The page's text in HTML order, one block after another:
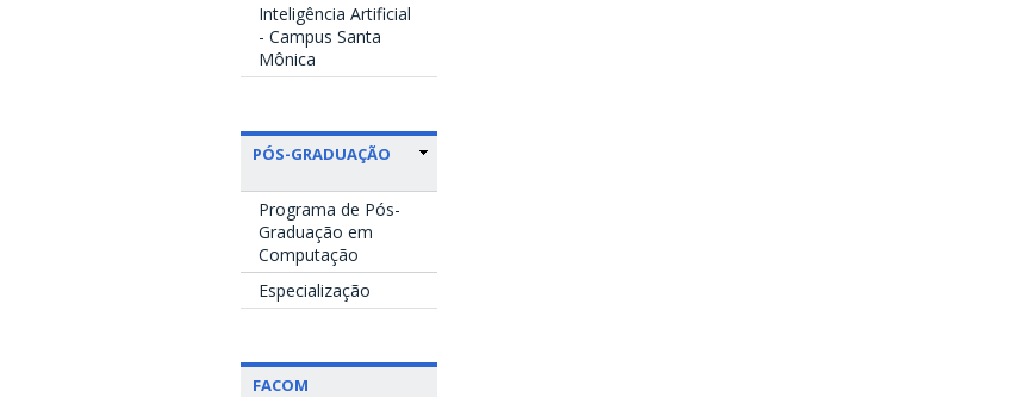
Inteligência Artificial
- Campus Santa
Mônica
PÓS-GRADUAÇÃO
Programa de Pós-
Graduação em
Computação
Especialização
FACOM